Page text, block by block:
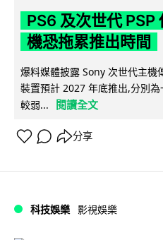
PS6 及次世代 PSP
機恐拖累推出時間
爆料媒體披露 Sony 次世代主機
裝置預計 2027 年底推出,分別
較弱...
閱讀全文
分享
科技娛樂 影視娛樂